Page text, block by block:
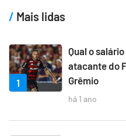
Mais lidas
1
Qual o
atacante do
Grêmio
há 1 ano